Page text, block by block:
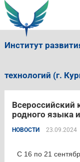
Институт
технологий (г.
Всероссийский
родного языка
НОВОСТИ 23.09.2024
С 16 по 21